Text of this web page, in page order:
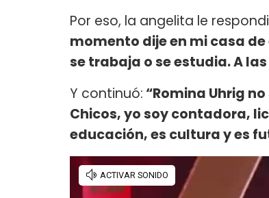
Por eso, la angelita le
momento dije en mi casa
se trabaja o se estudia. A
Y continuó: “Romina Uhrig
Chicos, yo soy contadora,
educación, es cultura y es